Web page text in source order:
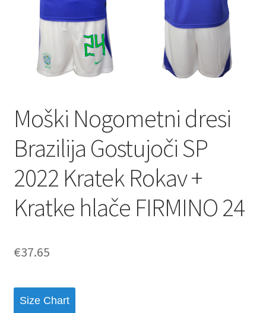
Moški Nogometni dresi
Brazilija Gostujoči SP
2022 Kratek Rokav +
Kratke hlače FIRMINO 24
€37.65
Size Chart